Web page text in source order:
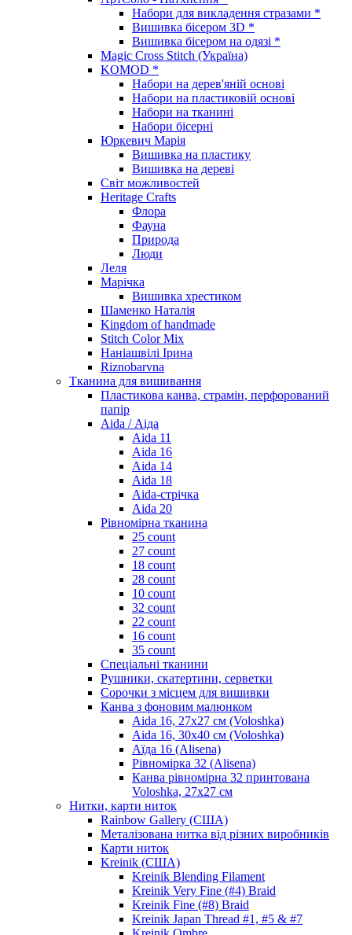
Набори для викладення стразами *
Вишивка бісером 3D *
Вишивка бісером на одязі *
Magic Cross Stitch (Україна)
KOMOD *
Набори на дерев'яній основі
Набори на пластиковій основі
Набори на тканині
Набори бісерні
Юркевич Марія
Вишивка на пластику
Вишивка на дереві
Світ можливостей
Heritage Crafts
Флора
Фауна
Природа
Люди
Леля
Марічка
Вишивка хрестиком
Шаменко Наталія
Kingdom of handmade
Stitch Color Mix
Наніашвілі Ірина
Riznobarvna
Тканина для вишивання
Пластикова канва, страмін, перфорований
папір
Aida / Аіда
Aida 11
Aida 16
Aida 14
Aida 18
Aida-стрічка
Aida 20
Рівномірна тканина
25 count
27 count
18 count
28 count
10 count
32 count
22 count
16 count
35 count
Спеціальні тканини
Рушники, скатертини, серветки
Сорочки з місцем для вишивки
Канва з фоновим малюнком
Aida 16, 27х27 см (Voloshka)
Aida 16, 30х40 см (Voloshka)
Аїда 16 (Alisena)
Рівномірка 32 (Alisena)
Канва рівномірна 32 принтована
Voloshka, 27х27 см
Нитки, карти ниток
Rainbow Gallery (США)
Металізована нитка від різних виробників
Карти ниток
Kreinik (США)
Kreinik Blending Filament
Kreinik Very Fine (#4) Braid
Kreinik Fine (#8) Braid
Kreinik Japan Thread #1, #5 & #7